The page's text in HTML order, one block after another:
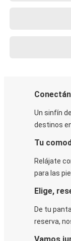
Un sinfín
destinos
Tu
Relájate
para las
Elige,
De tu
reserva,